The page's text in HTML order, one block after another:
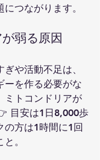
つながります。
弱る原因
ぎや活動不足は、
ーを作る必要がな
ミトコンドリアが
目安は1日8,000歩
の方は1時間に1回
。